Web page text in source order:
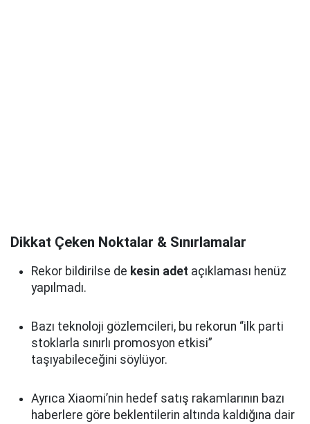
Dikkat Çeken Noktalar & Sınırlamalar
Rekor bildirilse de kesin adet açıklaması henüz
yapılmadı.
Bazı teknoloji gözlemcileri, bu rekorun “ilk parti
stoklarla sınırlı promosyon etkisi”
taşıyabileceğini söylüyor.
Ayrıca Xiaomi’nin hedef satış rakamlarının bazı
haberlere göre beklentilerin altında kaldığına dair